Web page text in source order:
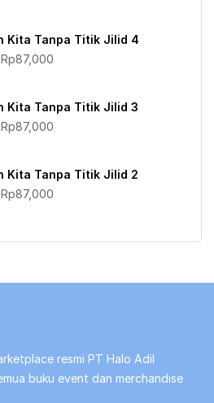
Rp103,000.adalah:
Kita Tanpa Titik Jilid 4
Harga
Rp103,000.
Rp87,000
adalah:
Kita Tanpa Titik Jilid 3
Harga
Rp103,000.
Rp87,000
adalah:
Kita Tanpa Titik Jilid 2
Harga
Rp87,000
resmi PT Halo Adil
buku event dan merchandise